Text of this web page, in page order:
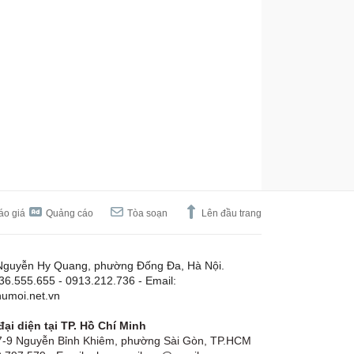
giá Quảng cáo Tòa soạn Lên đầu trang
Hy Quang, phường Đống Đa, Hà Nội.
- 0913.212.736 - Email:
diện tại TP. Hồ Chí Minh
9 Nguyễn Bỉnh Khiêm, phường Sài Gòn, TP.HCM